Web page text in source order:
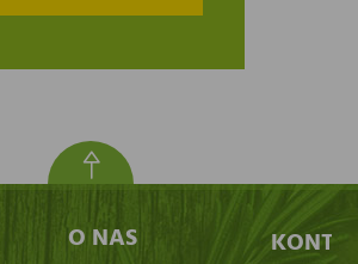
O NAS